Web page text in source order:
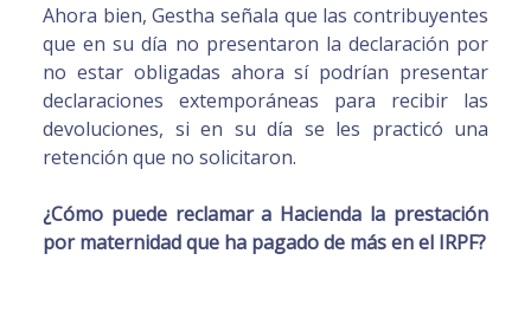
Ahora bien, Gestha señala que las contribuyentes
que en su día no presentaron la declaración por
no estar obligadas ahora sí podrían presentar
declaraciones extemporáneas para recibir las
devoluciones, si en su día se les practicó una
retención que no solicitaron.
¿Cómo puede reclamar a Hacienda la prestación
por maternidad que ha pagado de más en el IRPF?